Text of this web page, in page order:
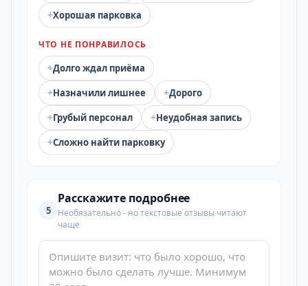
+Хорошая парковка
ЧТО НЕ ПОНРАВИЛОСЬ
+Долго ждал приёма
+Назначили лишнее +Дорого
+Грубый персонал +Неудобная запись
+Сложно найти парковку
5
Расскажите подробнее
Необязательно - но текстовые отзывы читают
чаще